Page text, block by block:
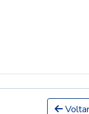
Voltar